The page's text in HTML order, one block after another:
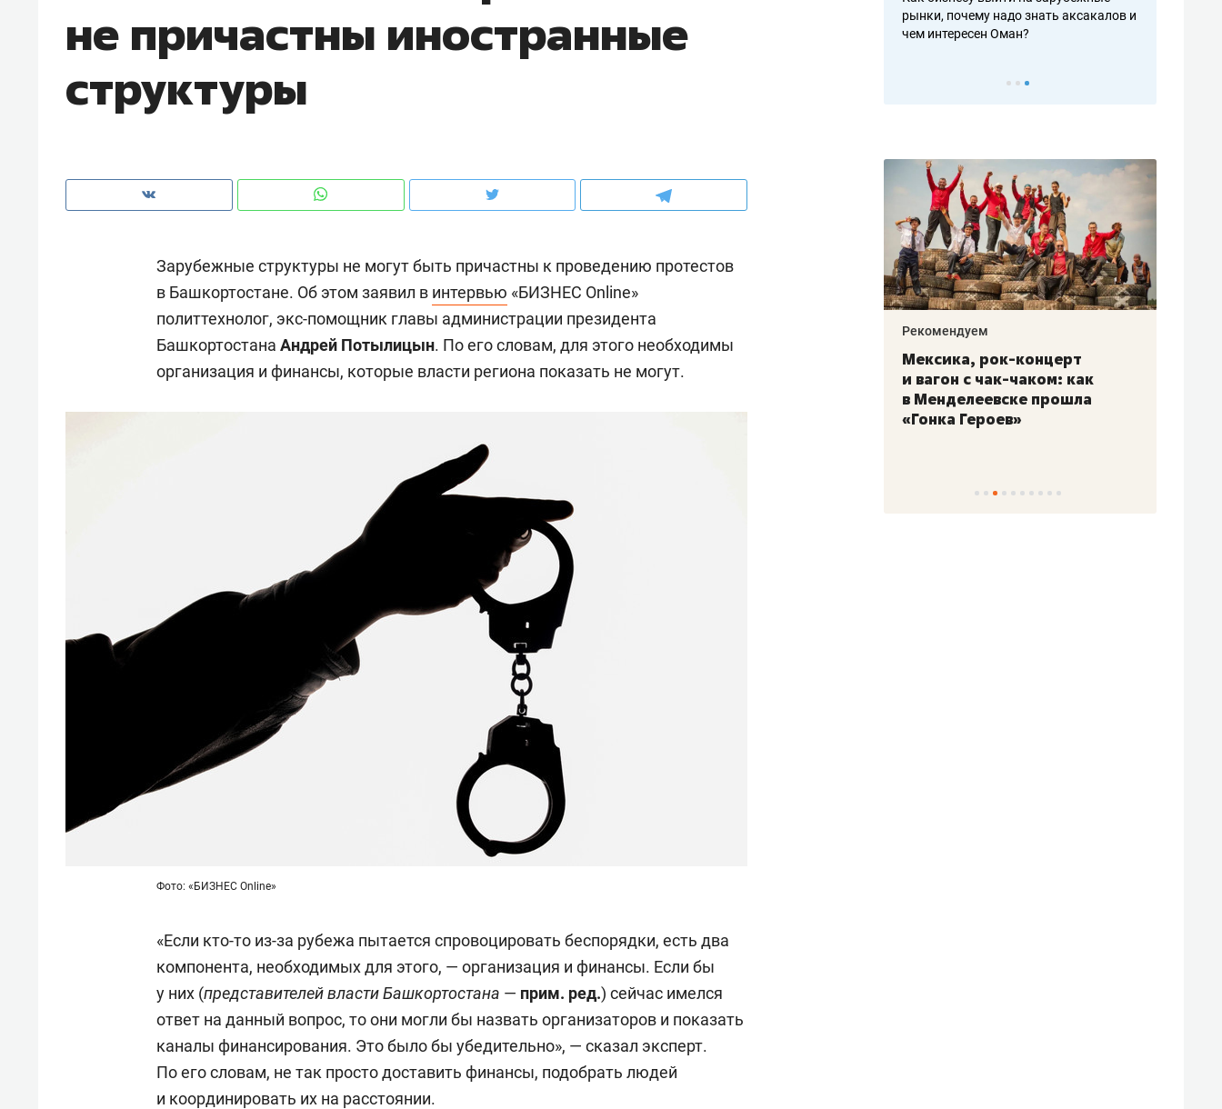
не причастны иностранные
структуры
Зарубежные структуры не могут быть причастны к проведению протестов
в Башкортостане. Об этом заявил в интервью «БИЗНЕС Online»
политтехнолог, экс-помощник главы администрации президента
Башкортостана Андрей Потылицын. По его словам, для этого необходимы
организация и финансы, которые власти региона показать не могут.
Фото: «БИЗНЕС Online»
«Если кто-то из-за рубежа пытается спровоцировать беспорядки, есть два
компонента, необходимых для этого, — организация и финансы. Если бы
у них (представителей власти Башкортостана — прим. ред.) сейчас имелся
ответ на данный вопрос, то они могли бы назвать организаторов и показать
каналы финансирования. Это было бы убедительно», — сказал эксперт.
По его словам, не так просто доставить финансы, подобрать людей
и координировать их на расстоянии.
чем интересен Оман?
клиентах и чудных запросах мастеров
налогах и развитии без кредитов
рынки, почему надо знать аксакалов и
чем интересен Оман?
Как ГК «МИР ГРУПП» и ВТБ
создают оазис жилого
Рекомендуем
150 камер до квартиры и Face
ID вместо ключа: какой будет
Опыт выживания в дикой
природе, работа
Рекомендуем
Мексика, рок-концерт
и вагон с чак-чаком: как
в Менделеевске прошла
«Гонка Героев»